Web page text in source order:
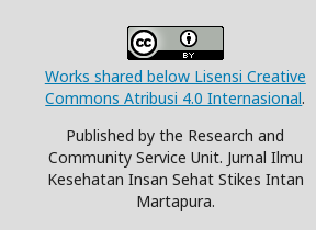
Works shared below Lisensi Creative
Commons Atribusi 4.0 Internasional.
Published by the Research and
Community Service Unit. Jurnal Ilmu
Kesehatan Insan Sehat Stikes Intan
Martapura.